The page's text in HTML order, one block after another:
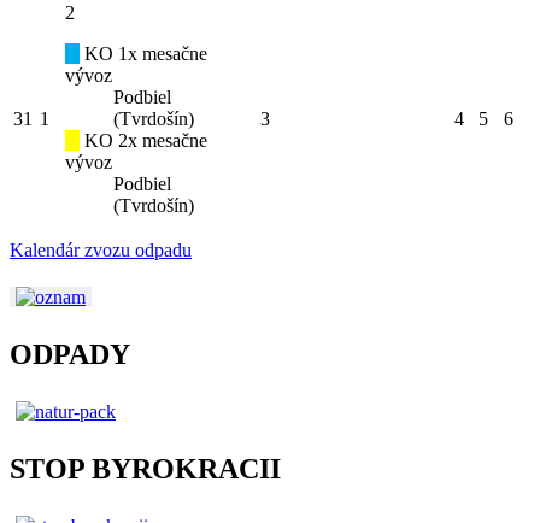
31 1
2
KO 1x mesačne
vývoz
Podbiel
(Tvrdošín)
KO 2x mesačne
vývoz
Podbiel
(Tvrdošín)
3 4 5 6
Kalendár zvozu odpadu
ODPADY
STOP BYROKRACII